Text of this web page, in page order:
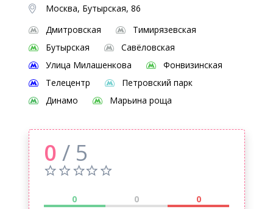
Москва, Бутырская, 86
Дмитровская
Тимирязевская
Бутырская
Савёловская
Улица Милашенкова
Фонвизинская
Телецентр
Петровский парк
Динамо
Марьина роща
0 / 5
0 0 0